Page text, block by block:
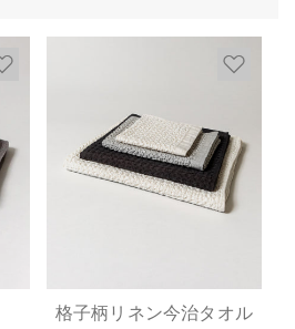
格子柄リネン今治タオル